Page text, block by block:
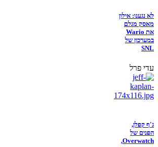
לא נגענו: אילון
מאסק מגלם
את Wario
במערכון של
SNL
עדי פרל
ג'ף קפלן,
הפנים של
Overwatch,